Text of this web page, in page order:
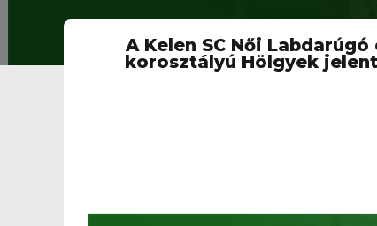
A Kelen SC Női
korosztályú Hölgyek